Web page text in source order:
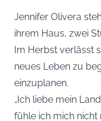
Jennifer Olivera
ihrem Haus, zwei
Im Herbst verlässt
neues Leben zu
einzuplanen.
„Ich liebe mein
fühle ich mich nicht